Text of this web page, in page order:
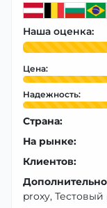
Наша оценка:
Цена:
Надежность:
Страна:
На рынке:
Клиентов:
proxy,